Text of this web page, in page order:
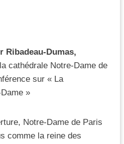
Ribadeau-Dumas,
cathédrale Notre-Dame de
sur « La
»
Notre-Dame de Paris
comme la reine des